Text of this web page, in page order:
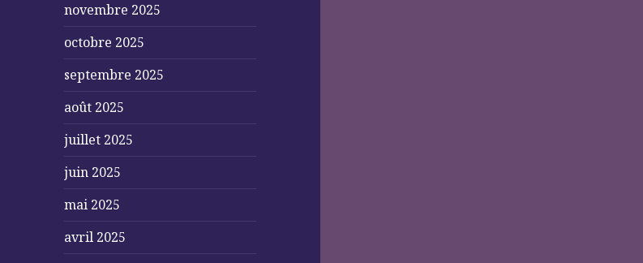
novembre 2025
octobre 2025
septembre 2025
août 2025
juillet 2025
juin 2025
mai 2025
avril 2025